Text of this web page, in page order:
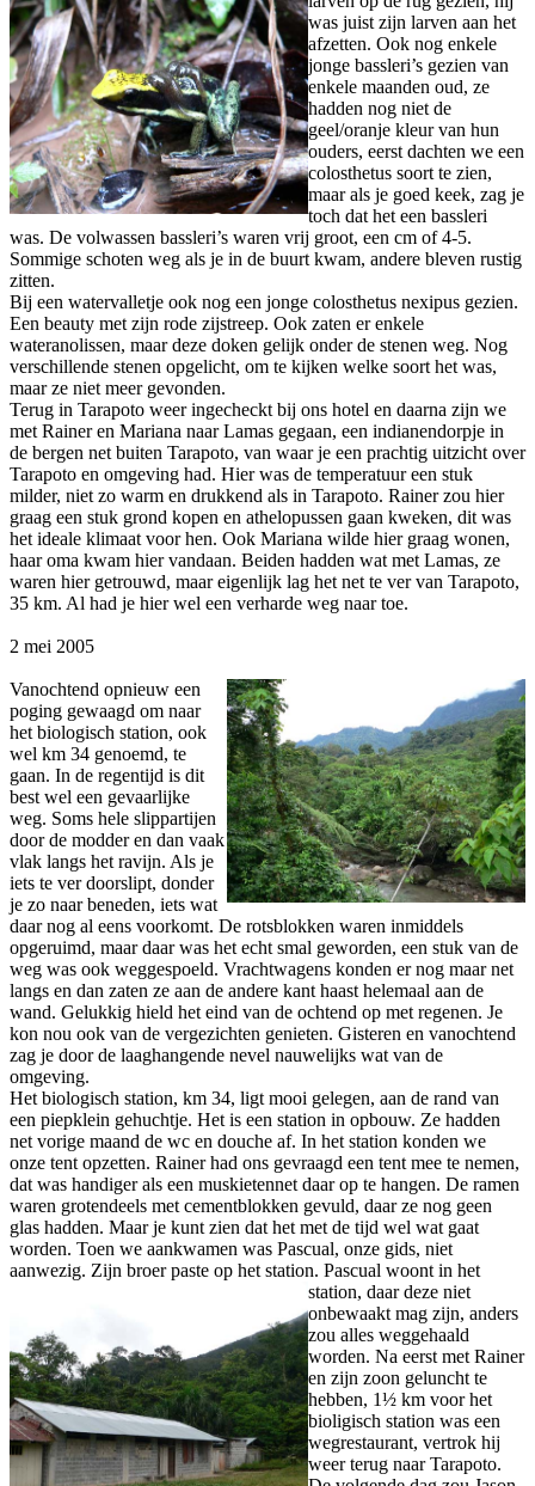
was juist zijn larven aan het
afzetten. Ook nog enkele
jonge bassleri’s gezien van
enkele maanden oud, ze
hadden nog niet de
geel/oranje kleur van hun
ouders, eerst dachten we een
colosthetus soort te zien,
maar als je goed keek, zag je
toch dat het een bassleri
was. De volwassen bassleri’s waren vrij groot, een cm of 4-5.
Sommige schoten weg als je in de buurt kwam, andere bleven rustig
zitten.
Bij een watervalletje ook nog een jonge colosthetus nexipus gezien.
Een beauty met zijn rode zijstreep. Ook zaten er enkele
wateranolissen, maar deze doken gelijk onder de stenen weg. Nog
verschillende stenen opgelicht, om te kijken welke soort het was,
maar ze niet meer gevonden.
Terug in Tarapoto weer ingecheckt bij ons hotel en daarna zijn we
met Rainer en Mariana naar Lamas gegaan, een indianendorpje in
de bergen net buiten Tarapoto, van waar je een prachtig uitzicht over
Tarapoto en omgeving had. Hier was de temperatuur een stuk
milder, niet zo warm en drukkend als in Tarapoto. Rainer zou hier
graag een stuk grond kopen en athelopussen gaan kweken, dit was
het ideale klimaat voor hen. Ook Mariana wilde hier graag wonen,
haar oma kwam hier vandaan. Beiden hadden wat met Lamas, ze
waren hier getrouwd, maar eigenlijk lag het net te ver van Tarapoto,
35 km. Al had je hier wel een verharde weg naar toe.
2 mei 2005
Vanochtend opnieuw een
poging gewaagd om naar
het biologisch station, ook
wel km 34 genoemd, te
gaan. In de regentijd is dit
best wel een gevaarlijke
weg. Soms hele slippartijen
door de modder en dan vaak
vlak langs het ravijn. Als je
iets te ver doorslipt, donder
je zo naar beneden, iets wat
daar nog al eens voorkomt. De rotsblokken waren inmiddels
opgeruimd, maar daar was het echt smal geworden, een stuk van de
weg was ook weggespoeld. Vrachtwagens konden er nog maar net
langs en dan zaten ze aan de andere kant haast helemaal aan de
wand. Gelukkig hield het eind van de ochtend op met regenen. Je
kon nou ook van de vergezichten genieten. Gisteren en vanochtend
zag je door de laaghangende nevel nauwelijks wat van de
omgeving.
Het biologisch station, km 34, ligt mooi gelegen, aan de rand van
een piepklein gehuchtje. Het is een station in opbouw. Ze hadden
net vorige maand de wc en douche af. In het station konden we
onze tent opzetten. Rainer had ons gevraagd een tent mee te nemen,
dat was handiger als een muskietennet daar op te hangen. De ramen
waren grotendeels met cementblokken gevuld, daar ze nog geen
glas hadden. Maar je kunt zien dat het met de tijd wel wat gaat
worden. Toen we aankwamen was Pascual, onze gids, niet
aanwezig. Zijn broer paste op het station. Pascual woont in het
station, daar deze niet
onbewaakt mag zijn, anders
zou alles weggehaald
worden. Na eerst met Rainer
en zijn zoon geluncht te
hebben, 1½ km voor het
bioligisch station was een
wegrestaurant, vertrok hij
weer terug naar Tarapoto.